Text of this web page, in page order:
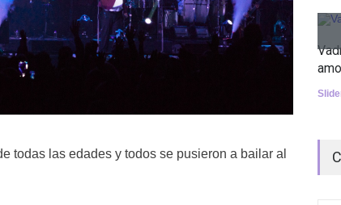
todas las edades y todos se pusieron a bailar al